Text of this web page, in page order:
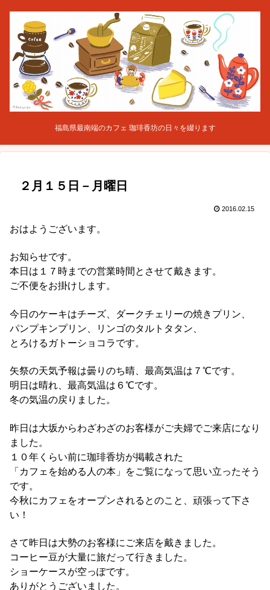
福島県最南端のカフェ 珈琲香坊の日々を綴ります
２月１５日－月曜日
2016.02.15
おはようございます。
お知らせです。
本日は１７時までの営業時間とさせて戴きます。
ご不便をお掛けします。
今日のケーキはチーズ、ダークチェリーの焼きプリン、
パンプキンプリン、リンゴのタルトタタン、
とろけるガトーショコラです。
矢祭の天気予報は曇りのち晴、最高気温は７℃です。
明日は晴れ、最高気温は６℃です。
冬の気温の戻りました。
昨日は大坂からわざわざのお客様がご夫婦でご来店になり
ました。
１０年くらい前に珈琲香坊が掲載された
「カフェを始める人の本」をご覧になって思い立ったそう
です。
今秋にカフェをオープンされるとのこと、頑張って下さ
い！
さて昨日は大勢のお客様にご来店を戴きました。
コーヒー豆が大量に旅だって行きました。
ショーケースが空っぽです。
ありがとうございました。